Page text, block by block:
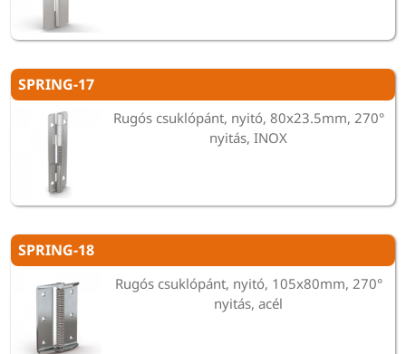
SPRING-17
Rugós csuklópánt, nyitó, 80x23.5mm, 270°
nyitás, INOX
SPRING-18
Rugós csuklópánt, nyitó, 105x80mm, 270°
nyitás, acél